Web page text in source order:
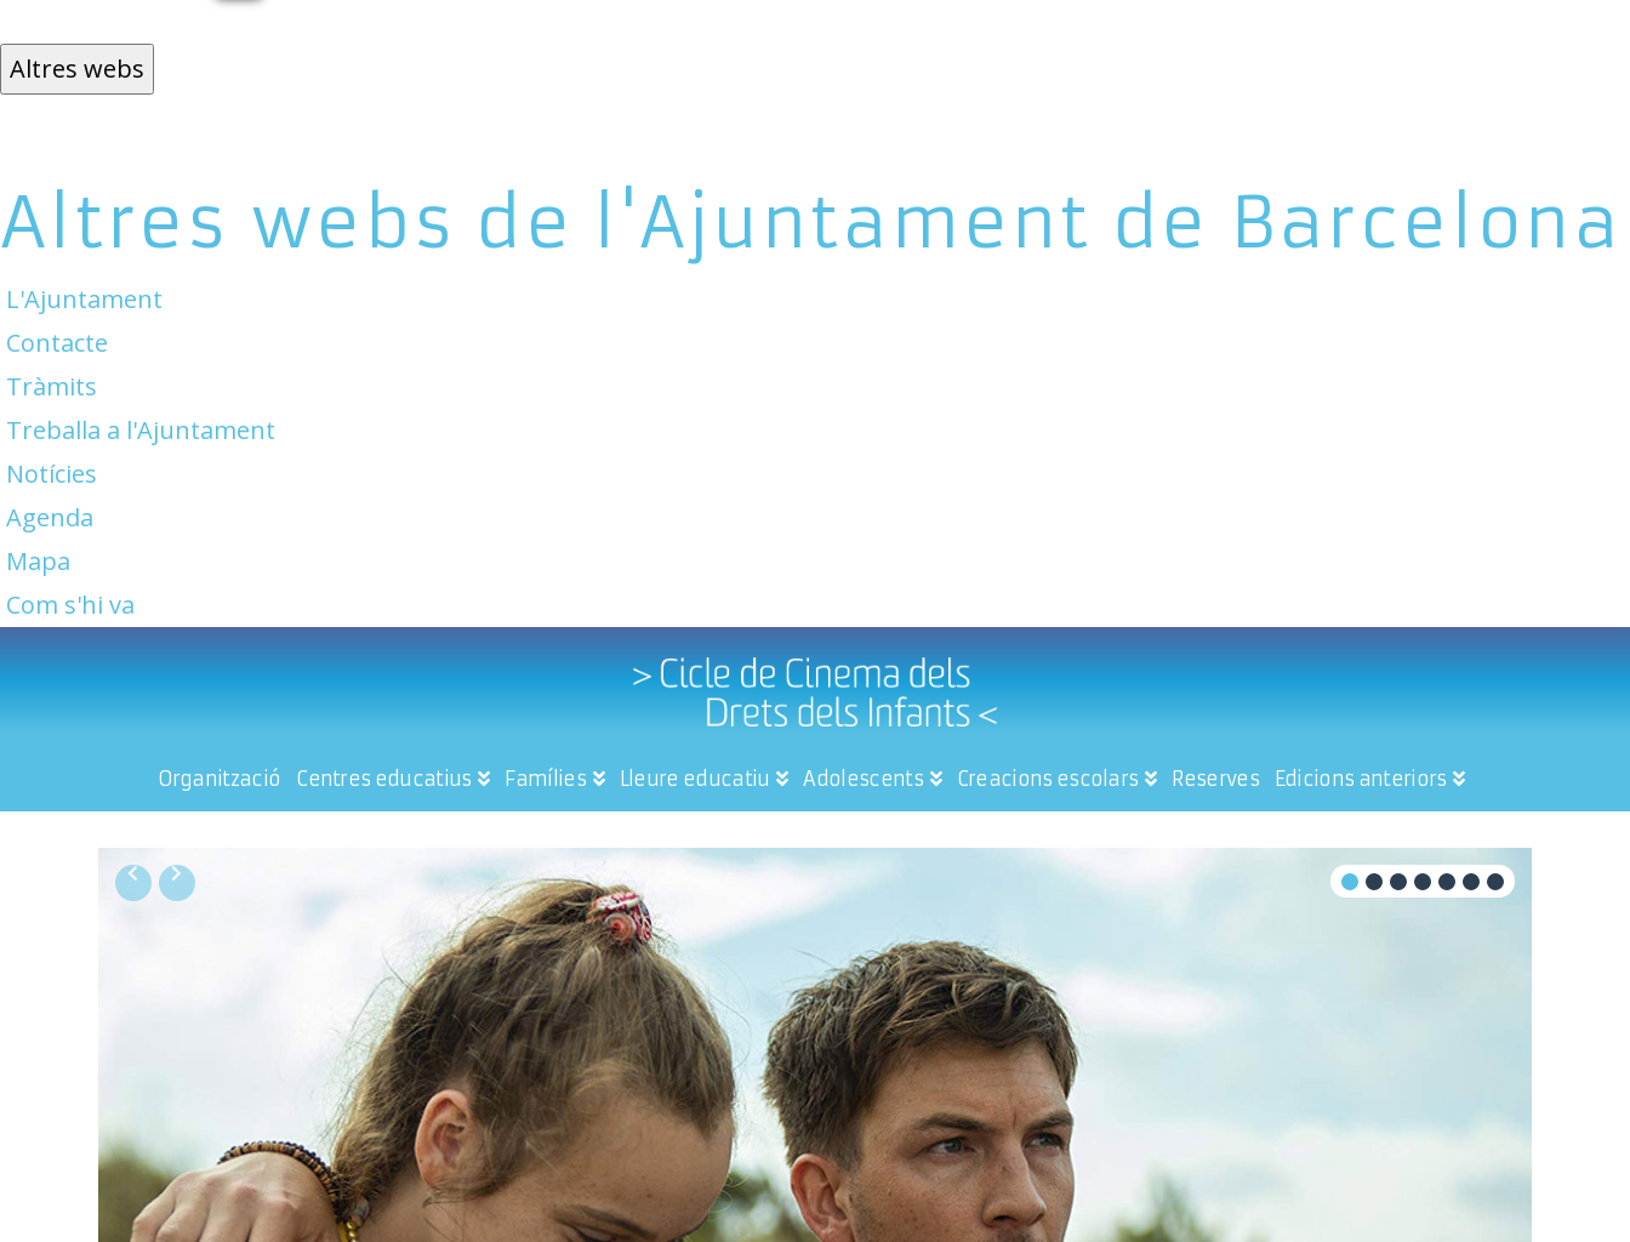
Altres webs
Altres webs de l'Ajuntament de Barcelona
L'Ajuntament
Contacte
Tràmits
Treballa a l'Ajuntament
Notícies
Agenda
Mapa
Com s'hi va
Organització Centres educatius Famílies Lleure educatiu Adolescents Creacions escolars Reserves Edicions anteriors